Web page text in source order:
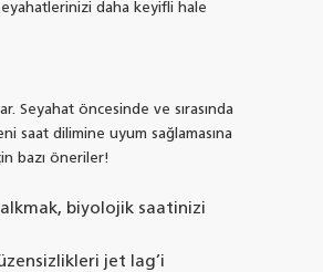
daha keyifli hale
Seyahat öncesinde ve sırasında
saat dilimine uyum sağlamasına
bazı öneriler!
biyolojik saatinizi
jet lag’i